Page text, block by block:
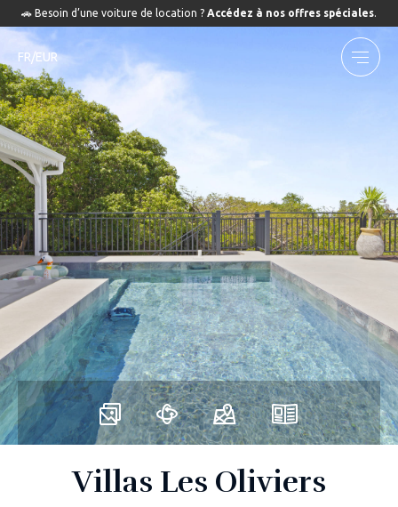
🚗 Besoin d’une voiture de location ? Accédez à nos offres spéciales.
FR/EUR
Villas Les Oliviers